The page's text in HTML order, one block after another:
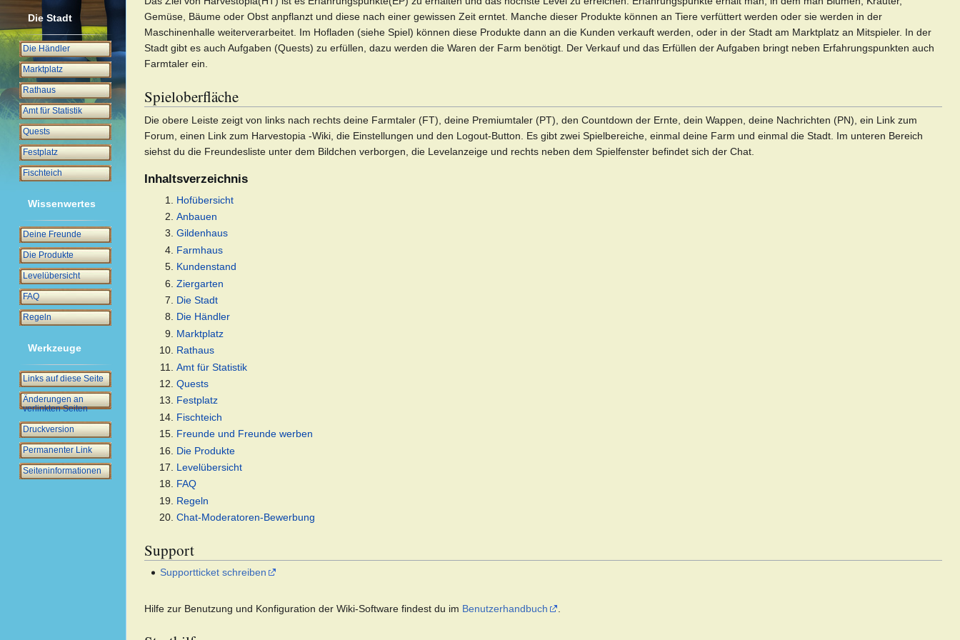
Gemüse, Bäume oder Obst anpflanzt und diese nach einer gewissen Zeit erntet. Manche dieser Produkte können an Tiere verfüttert werden oder sie werden in der
Maschinenhalle weiterverarbeitet. Im Hofladen (siehe Spiel) können diese Produkte dann an die Kunden verkauft werden, oder in der Stadt am Marktplatz an Mitspieler. In der
Stadt gibt es auch Aufgaben (Quests) zu erfüllen, dazu werden die Waren der Farm benötigt. Der Verkauf und das Erfüllen der Aufgaben bringt neben Erfahrungspunkten auch
Farmtaler ein.
Spieloberfläche
Die obere Leiste zeigt von links nach rechts deine Farmtaler (FT), deine Premiumtaler (PT), den Countdown der Ernte, dein Wappen, deine Nachrichten (PN), ein Link zum
Forum, einen Link zum Harvestopia -Wiki, die Einstellungen und den Logout-Button. Es gibt zwei Spielbereiche, einmal deine Farm und einmal die Stadt. Im unteren Bereich
siehst du die Freundesliste unter dem Bildchen verborgen, die Levelanzeige und rechts neben dem Spielfenster befindet sich der Chat.
Inhaltsverzeichnis
Hofübersicht
Anbauen
Gildenhaus
Farmhaus
Kundenstand
Ziergarten
Die Stadt
Die Händler
Marktplatz
Rathaus
Amt für Statistik
Quests
Festplatz
Fischteich
Freunde und Freunde werben
Die Produkte
Levelübersicht
FAQ
Regeln
Chat-Moderatoren-Bewerbung
Support
Supportticket schreiben
Hilfe zur Benutzung und Konfiguration der Wiki-Software findest du im Benutzerhandbuch .
Die Stadt
Die Händler
Marktplatz
Rathaus
Amt für Statistik
Quests
Festplatz
Fischteich
Wissenwertes
Deine Freunde
Die Produkte
Levelübersicht
FAQ
Regeln
Werkzeuge
Links auf diese Seite
Änderungen an
verlinkten Seiten
Druckversion
Permanenter Link
Seiten­­informationen